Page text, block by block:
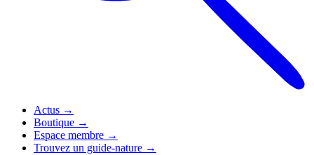
Actus →
Boutique →
Espace membre →
Trouvez un guide-nature →